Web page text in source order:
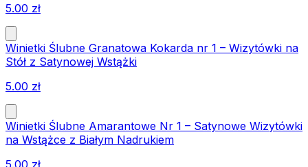
5.00 zł
Winietki Ślubne Granatowa Kokarda nr 1 – Wizytówki na
Stół z Satynowej Wstążki
5.00 zł
Winietki Ślubne Amarantowe Nr 1 – Satynowe Wizytówki
na Wstążce z Białym Nadrukiem